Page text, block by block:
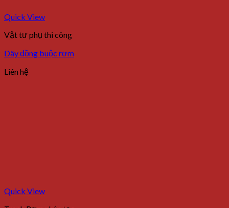
Quick View
Vật tư phụ thi công
Dây đồng buộc rơm
Liên hệ
Quick View